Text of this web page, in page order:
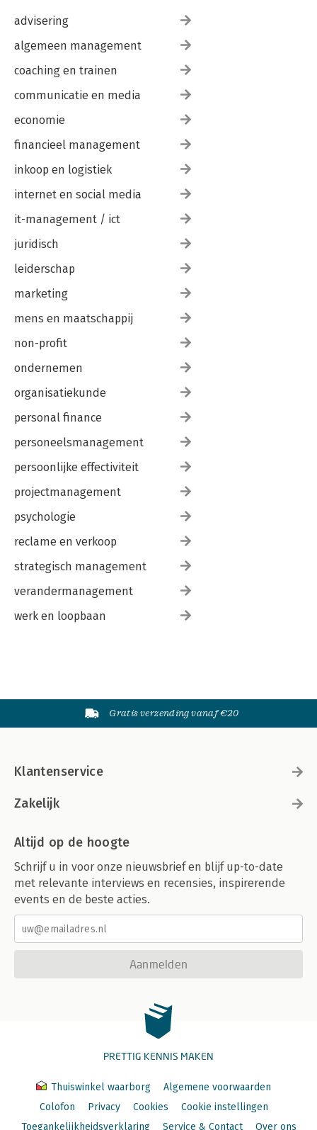
advisering
algemeen management
coaching en trainen
communicatie en media
economie
financieel management
inkoop en logistiek
internet en social media
it-management / ict
juridisch
leiderschap
marketing
mens en maatschappij
non-profit
ondernemen
organisatiekunde
personal finance
personeelsmanagement
persoonlijke effectiviteit
projectmanagement
psychologie
reclame en verkoop
strategisch management
verandermanagement
werk en loopbaan
Gratis verzending vanaf €20
Klantenservice
Zakelijk
Altijd op de hoogte
Schrijf u in voor onze nieuwsbrief en blijf up-to-date
met relevante interviews en recensies, inspirerende
events en de beste acties.
Aanmelden
PRETTIG KENNIS MAKEN
Thuiswinkel waarborg
Algemene voorwaarden
Colofon
Privacy Cookies
Cookie instellingen
Toegankelijkheidsverklaring
Service & Contact Over ons